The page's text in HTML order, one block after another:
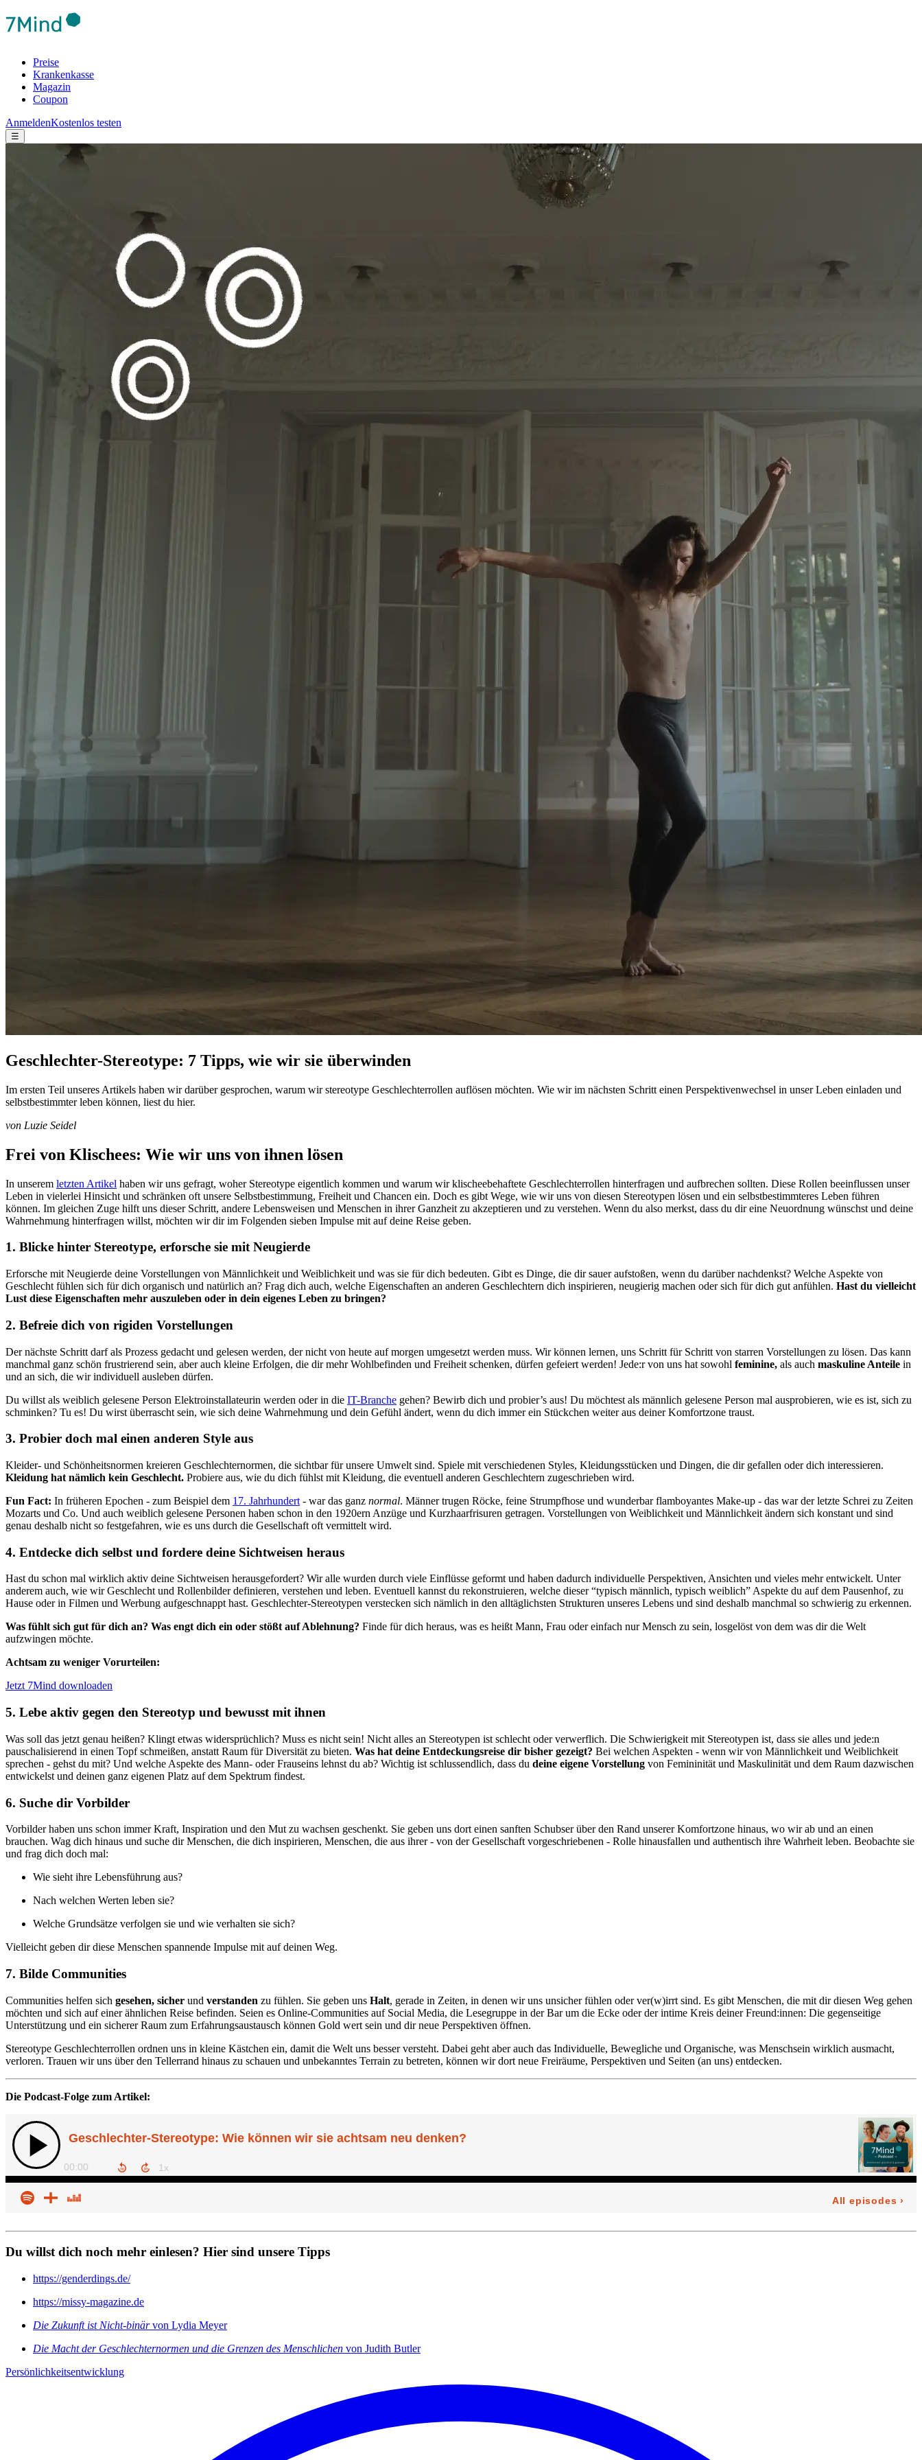
Preise
Krankenkasse
Magazin
Coupon
AnmeldenKostenlos testen
☰
Geschlechter-Stereotype: 7 Tipps, wie wir sie überwinden
Im ersten Teil unseres Artikels haben wir darüber gesprochen, warum wir stereotype Geschlechterrollen auflösen möchten. Wie wir im nächsten Schritt einen Perspektivenwechsel in unser Leben einladen und
selbstbestimmter leben können, liest du hier.
von Luzie Seidel
Frei von Klischees: Wie wir uns von ihnen lösen
In unserem letzten Artikel haben wir uns gefragt, woher Stereotype eigentlich kommen und warum wir klischeebehaftete Geschlechterrollen hinterfragen und aufbrechen sollten. Diese Rollen beeinflussen unser
Leben in vielerlei Hinsicht und schränken oft unsere Selbstbestimmung, Freiheit und Chancen ein. Doch es gibt Wege, wie wir uns von diesen Stereotypen lösen und ein selbstbestimmteres Leben führen
können. Im gleichen Zuge hilft uns dieser Schritt, andere Lebensweisen und Menschen in ihrer Ganzheit zu akzeptieren und zu verstehen. Wenn du also merkst, dass du dir eine Neuordnung wünschst und deine
Wahrnehmung hinterfragen willst, möchten wir dir im Folgenden sieben Impulse mit auf deine Reise geben.
1. Blicke hinter Stereotype, erforsche sie mit Neugierde
Erforsche mit Neugierde deine Vorstellungen von Männlichkeit und Weiblichkeit und was sie für dich bedeuten. Gibt es Dinge, die dir sauer aufstoßen, wenn du darüber nachdenkst? Welche Aspekte von
Geschlecht fühlen sich für dich organisch und natürlich an? Frag dich auch, welche Eigenschaften an anderen Geschlechtern dich inspirieren, neugierig machen oder sich für dich gut anfühlen. Hast du vielleicht
Lust diese Eigenschaften mehr auszuleben oder in dein eigenes Leben zu bringen?
2. Befreie dich von rigiden Vorstellungen
Der nächste Schritt darf als Prozess gedacht und gelesen werden, der nicht von heute auf morgen umgesetzt werden muss. Wir können lernen, uns Schritt für Schritt von starren Vorstellungen zu lösen. Das kann
manchmal ganz schön frustrierend sein, aber auch kleine Erfolgen, die dir mehr Wohlbefinden und Freiheit schenken, dürfen gefeiert werden! Jede:r von uns hat sowohl feminine, als auch maskuline Anteile in
und an sich, die wir individuell ausleben dürfen.
Du willst als weiblich gelesene Person Elektroinstallateurin werden oder in die IT-Branche gehen? Bewirb dich und probier’s aus! Du möchtest als männlich gelesene Person mal ausprobieren, wie es ist, sich zu
schminken? Tu es! Du wirst überrascht sein, wie sich deine Wahrnehmung und dein Gefühl ändert, wenn du dich immer ein Stückchen weiter aus deiner Komfortzone traust.
3. Probier doch mal einen anderen Style aus
Kleider- und Schönheitsnormen kreieren Geschlechternormen, die sichtbar für unsere Umwelt sind. Spiele mit verschiedenen Styles, Kleidungsstücken und Dingen, die dir gefallen oder dich interessieren.
Kleidung hat nämlich kein Geschlecht. Probiere aus, wie du dich fühlst mit Kleidung, die eventuell anderen Geschlechtern zugeschrieben wird.
Fun Fact: In früheren Epochen - zum Beispiel dem 17. Jahrhundert - war das ganz normal. Männer trugen Röcke, feine Strumpfhose und wunderbar flamboyantes Make-up - das war der letzte Schrei zu Zeiten
Mozarts und Co. Und auch weiblich gelesene Personen haben schon in den 1920ern Anzüge und Kurzhaarfrisuren getragen. Vorstellungen von Weiblichkeit und Männlichkeit ändern sich konstant und sind
genau deshalb nicht so festgefahren, wie es uns durch die Gesellschaft oft vermittelt wird.
4. Entdecke dich selbst und fordere deine Sichtweisen heraus
Hast du schon mal wirklich aktiv deine Sichtweisen herausgefordert? Wir alle wurden durch viele Einflüsse geformt und haben dadurch individuelle Perspektiven, Ansichten und vieles mehr entwickelt. Unter
anderem auch, wie wir Geschlecht und Rollenbilder definieren, verstehen und leben. Eventuell kannst du rekonstruieren, welche dieser “typisch männlich, typisch weiblich” Aspekte du auf dem Pausenhof, zu
Hause oder in Filmen und Werbung aufgeschnappt hast. Geschlechter-Stereotypen verstecken sich nämlich in den alltäglichsten Strukturen unseres Lebens und sind deshalb manchmal so schwierig zu erkennen.
Was fühlt sich gut für dich an? Was engt dich ein oder stößt auf Ablehnung? Finde für dich heraus, was es heißt Mann, Frau oder einfach nur Mensch zu sein, losgelöst von dem was dir die Welt
aufzwingen möchte.
Achtsam zu weniger Vorurteilen:
Jetzt 7Mind downloaden
5. Lebe aktiv gegen den Stereotyp und bewusst mit ihnen
Was soll das jetzt genau heißen? Klingt etwas widersprüchlich? Muss es nicht sein! Nicht alles an Stereotypen ist schlecht oder verwerflich. Die Schwierigkeit mit Stereotypen ist, dass sie alles und jede:n
pauschalisierend in einen Topf schmeißen, anstatt Raum für Diversität zu bieten. Was hat deine Entdeckungsreise dir bisher gezeigt? Bei welchen Aspekten - wenn wir von Männlichkeit und Weiblichkeit
sprechen - gehst du mit? Und welche Aspekte des Mann- oder Frauseins lehnst du ab? Wichtig ist schlussendlich, dass du deine eigene Vorstellung von Femininität und Maskulinität und dem Raum dazwischen
entwickelst und deinen ganz eigenen Platz auf dem Spektrum findest.
6. Suche dir Vorbilder
Vorbilder haben uns schon immer Kraft, Inspiration und den Mut zu wachsen geschenkt. Sie geben uns dort einen sanften Schubser über den Rand unserer Komfortzone hinaus, wo wir ab und an einen
brauchen. Wag dich hinaus und suche dir Menschen, die dich inspirieren, Menschen, die aus ihrer - von der Gesellschaft vorgeschriebenen - Rolle hinausfallen und authentisch ihre Wahrheit leben. Beobachte sie
und frag dich doch mal:
Wie sieht ihre Lebensführung aus?
Nach welchen Werten leben sie?
Welche Grundsätze verfolgen sie und wie verhalten sie sich?
Vielleicht geben dir diese Menschen spannende Impulse mit auf deinen Weg.
7. Bilde Communities
Communities helfen sich gesehen, sicher und verstanden zu fühlen. Sie geben uns Halt, gerade in Zeiten, in denen wir uns unsicher fühlen oder ver(w)irrt sind. Es gibt Menschen, die mit dir diesen Weg gehen
möchten und sich auf einer ähnlichen Reise befinden. Seien es Online-Communities auf Social Media, die Lesegruppe in der Bar um die Ecke oder der intime Kreis deiner Freund:innen: Die gegenseitige
Unterstützung und ein sicherer Raum zum Erfahrungsaustausch können Gold wert sein und dir neue Perspektiven öffnen.
Stereotype Geschlechterrollen ordnen uns in kleine Kästchen ein, damit die Welt uns besser versteht. Dabei geht aber auch das Individuelle, Bewegliche und Organische, was Menschsein wirklich ausmacht,
verloren. Trauen wir uns über den Tellerrand hinaus zu schauen und unbekanntes Terrain zu betreten, können wir dort neue Freiräume, Perspektiven und Seiten (an uns) entdecken.
Die Podcast-Folge zum Artikel:
Du willst dich noch mehr einlesen? Hier sind unsere Tipps
https://genderdings.de/
https://missy-magazine.de
Die Zukunft ist Nicht-binärvon Lydia Meyer
Die Macht der Geschlechternormen und die Grenzen des Menschlichen von Judith Butler
Persönlichkeitsentwicklung